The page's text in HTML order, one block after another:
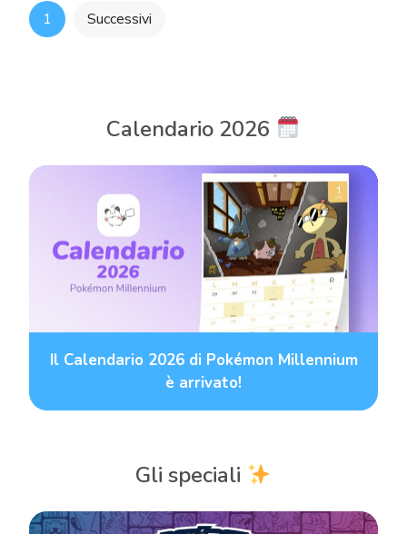
Paginazione
1 Successivi
Calendario 2026
Il Calendario 2026 di Pokémon Millennium
è arrivato!
Gli speciali